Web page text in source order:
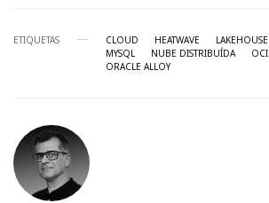
ETIQUETAS CLOUD HEATWAVE LAKEHOUSE
MYSQL
NUBE DISTRIBUÍDA OCI
ORACLE ALLOY